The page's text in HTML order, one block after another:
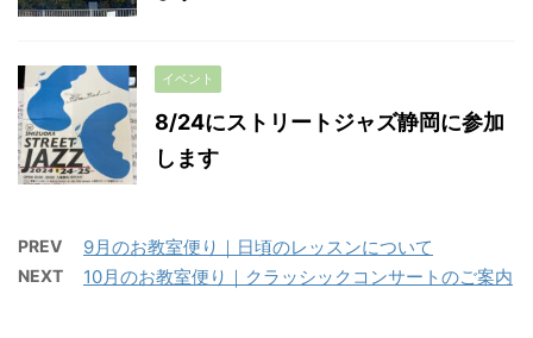
イベント
8/24にストリートジャズ静岡に参加
します
PREV 9月のお教室便り｜日頃のレッスンについて
NEXT 10月のお教室便り｜クラッシックコンサートのご案内